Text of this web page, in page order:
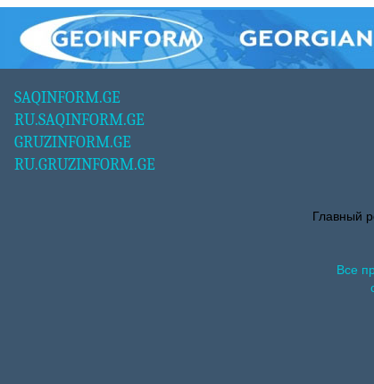
SAQINFORM.GE
RU.SAQINFORM.GE
GRUZINFORM.GE
RU.GRUZINFORM.GE
Главный
Все